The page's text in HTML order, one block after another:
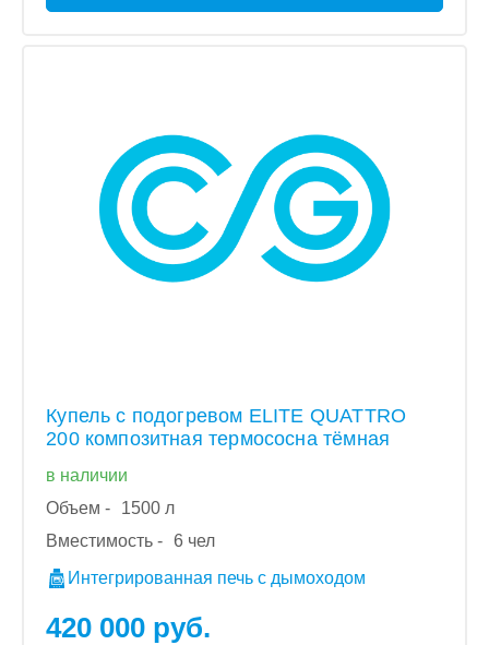
Купель с подогревом ELITE QUATTRO
200 композитная термососна тёмная
в наличии
Объем -
1500 л
Вместимость - 6 чел
Интегрированная печь с дымоходом
420 000 руб.